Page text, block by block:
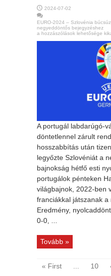
2024-07-02
EURO-2024 – Szlovénia
negyeddöntős bejegyzéshez
a hozzászólások lehetősége
A portugál labdarúgó-
döntetlennel zárult
hosszabbítás után
legyőzte Szlovéniát a
bajnokság hétfő esti
portugálok pénteken
világbajnok, 2022-ben
franciákkal játszanak a
Eredmény,
0-0, ...
Tovább »
« First 10